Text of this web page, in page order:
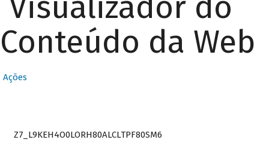
Conteúdo da Web
Ações
Z7_L9KEH4O0LORH80ALCLTPF80SM6